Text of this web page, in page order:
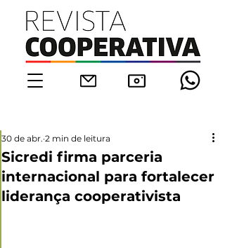
Sicredi firma parceria
internacional para fortalecer
liderança cooperativista
30 de abr. 2 min de leitura